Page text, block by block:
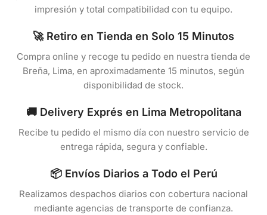
impresión y total compatibilidad con tu equipo.
🚀 Retiro en Tienda en Solo 15 Minutos
Compra online y recoge tu pedido en nuestra tienda de
Breña, Lima, en aproximadamente 15 minutos, según
disponibilidad de stock.
🚚 Delivery Exprés en Lima Metropolitana
Recibe tu pedido el mismo día con nuestro servicio de
entrega rápida, segura y confiable.
📦 Envíos Diarios a Todo el Perú
Realizamos despachos diarios con cobertura nacional
mediante agencias de transporte de confianza.